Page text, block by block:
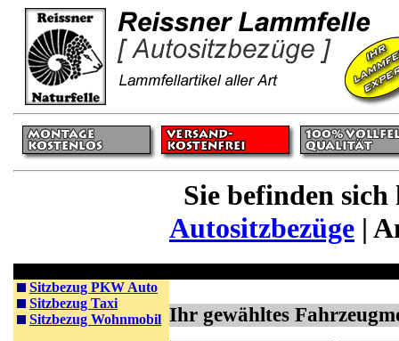
Sie befinden
Autositzbezüge |
Sitzbezug PKW Auto
Sitzbezug Taxi
Sitzbezug Wohnmobil Ihr gewähltes